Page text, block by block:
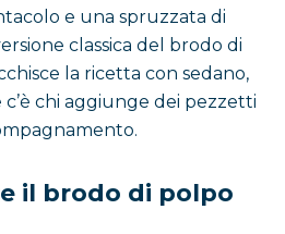
e una spruzzata di
classica del brodo di
la ricetta con sedano,
chi aggiunge dei pezzetti
il brodo di polpo